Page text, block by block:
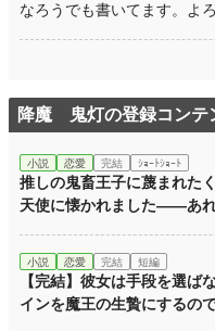
なろうでも書いてます。よ
降魔 鬼灯の登録コンテ
小説 恋愛 完結 ｼｮｰﾄｼｮｰﾄ
推しの鬼畜王子に蔑まれた
天使に懐かれました――あ
小説 恋愛 完結 短編
【完結】彼女は手段を選ば
インを魔王の生贄にするの